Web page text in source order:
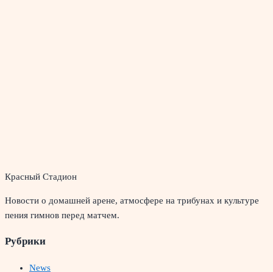
Красный Стадион
Новости о домашней арене, атмосфере на трибунах и культуре
пения гимнов перед матчем.
Рубрики
News